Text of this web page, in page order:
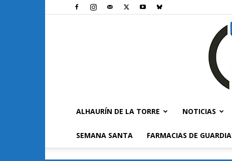
ALHAURÍN DE LA TORRE NOTICIAS
SEMANA SANTA FARMACIAS DE GUARDIA